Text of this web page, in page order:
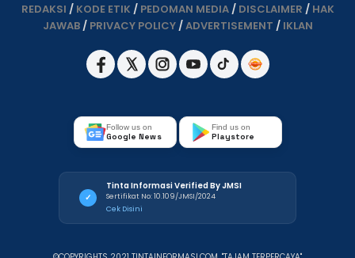
REDAKSI / KODE ETIK / PEDOMAN MEDIA/ DISCLAIMER / HAK
JAWAB/ PRIVACY POLICY/ADVERTISEMENT / IKLAN
Follow us on
Google News
Find us on
Playstore
✓
Tinta Informasi Verified By JMSI
Sertifikat No: 10.109/JMSI/2024
Cek Disini